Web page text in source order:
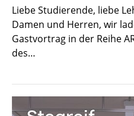
Liebe Studierende, liebe
Damen und Herren, wir
Gastvortrag in der Reihe
des…